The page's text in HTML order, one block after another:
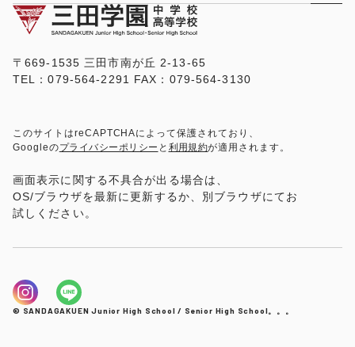
〒669-1535 三田市南が丘 2-13-65
TEL：079-564-2291 FAX：079-564-3130
このサイトはreCAPTCHAによって保護されており、
Googleのプライバシーポリシー と 利用規約が適用されます。
画面表示に関する不具合が出る場合は、
OS/ブラウザを最新に更新するか、別ブラウザにてお
試しください。
© SANDAGAKUEN Junior High School / Senior High School。。。